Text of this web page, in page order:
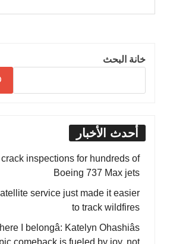
خانة البحث
أحدث الأخبار
crack inspections for hundreds of
Boeing 737 Max jets
service just made it easier
to track wildfires
I belongâ: Katelyn Ohashiâs
comeback is fueled by joy, not